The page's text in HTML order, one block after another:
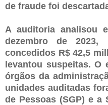
de fraude foi
A auditoria analisou
dezembro de
concedidos R$ 42,5
levantou suspeitas. O
órgãos da
unidades auditadas
de Pessoas (SGP) e a